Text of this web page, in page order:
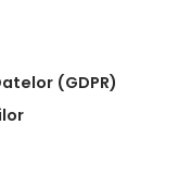
(GDPR)